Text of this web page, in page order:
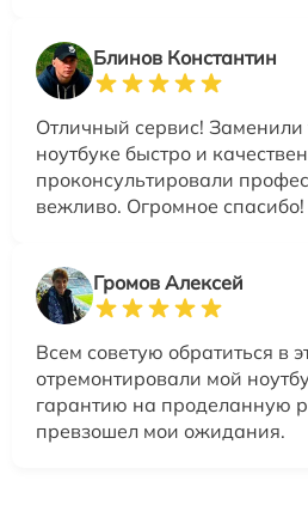
Блинов Константин
Отличный сервис! Заменили
ноутбуке быстро и
проконсультировали
вежливо. Огромное спасибо!
Громов Алексей
Всем советую обратиться в
отремонтировали мой
гарантию на проделанную
превзошел мои ожидания.